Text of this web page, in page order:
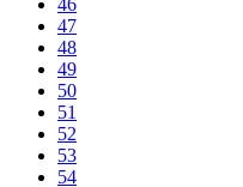
46
47
48
49
50
51
52
53
54